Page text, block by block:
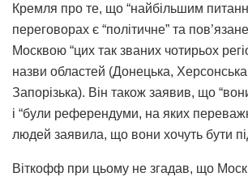
Кремля про те, що “найбільшим
переговорах є “політичне” та
Москвою “цих так званих чотирьох
назви областей (Донецька,
Запорізька). Він також заявив, що
і “були референдуми, на яких
людей заявила, що вони хочуть бути
Віткофф при цьому не згадав, що